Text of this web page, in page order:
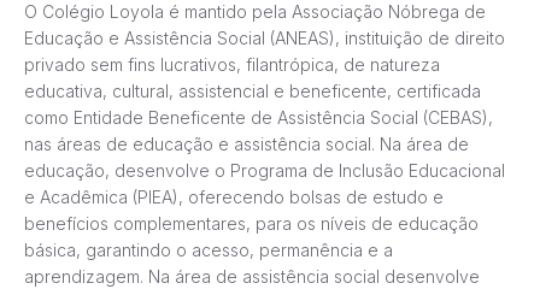
O Colégio Loyola é mantido pela Associação Nóbrega de
Educação e Assistência Social (ANEAS), instituição de direito
privado sem fins lucrativos, filantrópica, de natureza
educativa, cultural, assistencial e beneficente, certificada
como Entidade Beneficente de Assistência Social (CEBAS),
nas áreas de educação e assistência social. Na área de
educação, desenvolve o Programa de Inclusão Educacional
e Acadêmica (PIEA), oferecendo bolsas de estudo e
benefícios complementares, para os níveis de educação
básica, garantindo o acesso, permanência e a
aprendizagem. Na área de assistência social desenvolve